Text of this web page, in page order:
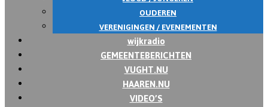
OUDEREN
VERENIGINGEN / EVENEMENTEN
wijkradio
GEMEENTEBERICHTEN
VUGHT.NU
HAAREN.NU
VIDEO’S